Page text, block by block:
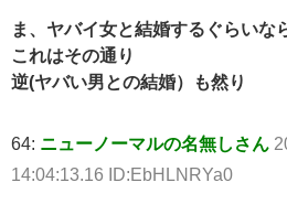
ま、ヤバイ女と結婚するぐらいな
これはその通り
逆(ヤバい男との結婚）も然り
64: ニューノーマルの名無しさん
14:04:13.16 ID:EbHLNRYa0